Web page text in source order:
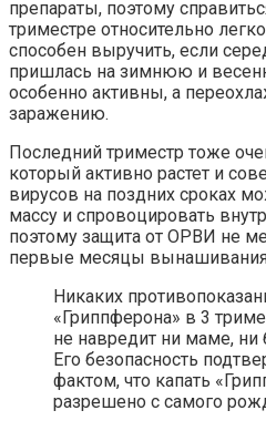
препараты, поэтому
триместре относительно
способен выручить, если
пришлась на зимнюю и
особенно активны, а
заражению.
Последний триместр тоже
который активно растет и
вирусов на поздних сроках
массу и спровоцировать
поэтому защита от ОРВИ не
первые месяцы
Никаких
«Гриппферона» в 3
не навредит ни маме,
Его безопасность
фактом, что капать
разрешено с самого